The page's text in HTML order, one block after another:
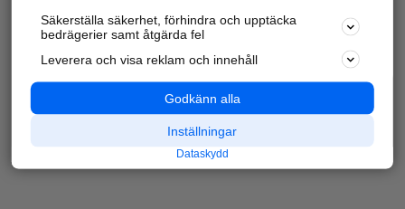
Säkerställa säkerhet, förhindra och upptäcka
bedrägerier samt åtgärda fel
Leverera och visa reklam och innehåll
Godkänn alla
Inställningar
Dataskydd